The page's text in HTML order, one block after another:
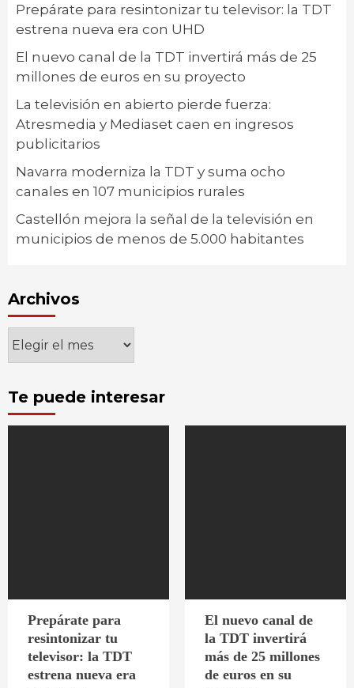
Prepárate para resintonizar tu televisor: la TDT
estrena nueva era con UHD
El nuevo canal de la TDT invertirá más de 25
millones de euros en su proyecto
La televisión en abierto pierde fuerza:
Atresmedia y Mediaset caen en ingresos
publicitarios
Navarra moderniza la TDT y suma ocho
canales en 107 municipios rurales
Castellón mejora la señal de la televisión en
municipios de menos de 5.000 habitantes
Archivos
Te puede interesar
Prepárate para
resintonizar tu
televisor: la TDT
estrena nueva era
El nuevo canal de
la TDT invertirá
más de 25 millones
de euros en su